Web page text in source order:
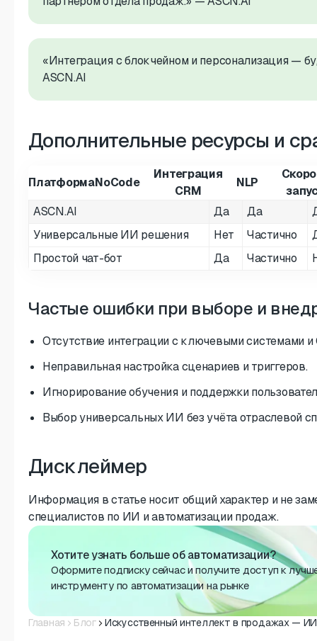
«Интеграция с блокчейном и персонализация —
ASCN.AI
Дополнительные ресурсы и
ПлатформаNoCode
Интеграция
CRM
NLP
ASCN.AI
Да Да
Универсальные ИИ решения
Нет Частично
Простой чат-бот
Да Частично
Частые ошибки при выборе и
Отсутствие интеграции с ключевыми системами и
Неправильная настройка сценариев и триггеров.
Игнорирование обучения и поддержки
Выбор универсальных ИИ без учёта отраслевой
Дисклеймер
Информация в статье носит общий характер и не
специалистов по ИИ и автоматизации продаж.
Хотите узнать больше об автоматизации?
Оформите подписку сейчас и получите доступ к
инструменту по автоматизации на рынке
Главная Блог Искусственный интеллект в продажах —